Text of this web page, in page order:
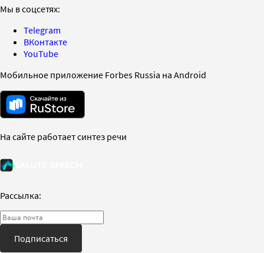
Мы в соцсетях:
Telegram
ВКонтакте
YouTube
Мобильное приложение Forbes Russia на Android
На сайте работает синтез речи
Рассылка:
Подписаться